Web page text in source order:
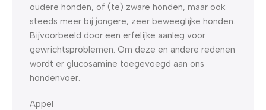
oudere honden, of (te) zware honden, maar ook
steeds meer bij jongere, zeer beweeglijke honden.
Bijvoorbeeld door een erfelijke aanleg voor
gewrichtsproblemen. Om deze en andere redenen
wordt er glucosamine toegevoegd aan ons
hondenvoer.
Appel